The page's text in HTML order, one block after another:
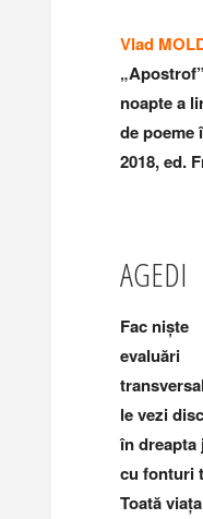
Vlad
noapte a
de poeme
2018, ed.
AGEDI
Fac niște
evaluări
le vezi
în dreapta
cu fonturi
Toată